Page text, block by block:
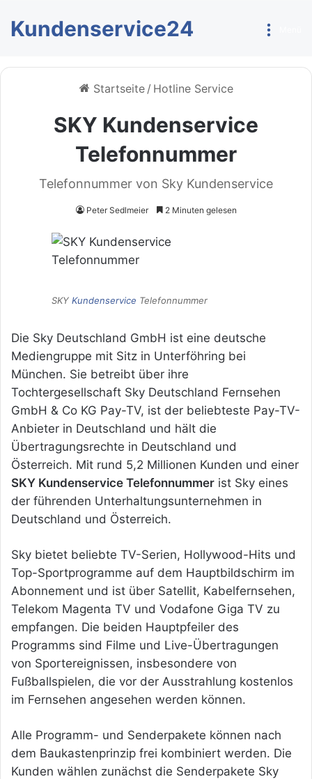
Kundenservice24
Startseite / Hotline Service
SKY Kundenservice
Telefonnummer
Telefonnummer von Sky Kundenservice
Peter Sedlmeier 2 Minuten gelesen
SKY Kundenservice Telefonnummer
Die Sky Deutschland GmbH ist eine deutsche
Mediengruppe mit Sitz in Unterföhring bei
München. Sie betreibt über ihre
Tochtergesellschaft Sky Deutschland Fernsehen
GmbH & Co KG Pay-TV, ist der beliebteste Pay-TV-
Anbieter in Deutschland und hält die
Übertragungsrechte in Deutschland und
Österreich. Mit rund 5,2 Millionen Kunden und einer
SKY Kundenservice Telefonnummer ist Sky eines
der führenden Unterhaltungsunternehmen in
Deutschland und Österreich.
Sky bietet beliebte TV-Serien, Hollywood-Hits und
Top-Sportprogramme auf dem Hauptbildschirm im
Abonnement und ist über Satellit, Kabelfernsehen,
Telekom Magenta TV und Vodafone Giga TV zu
empfangen. Die beiden Hauptpfeiler des
Programms sind Filme und Live-Übertragungen
von Sportereignissen, insbesondere von
Fußballspielen, die vor der Ausstrahlung kostenlos
im Fernsehen angesehen werden können.
Alle Programm- und Senderpakete können nach
dem Baukastenprinzip frei kombiniert werden. Die
Kunden wählen zunächst die Senderpakete Sky